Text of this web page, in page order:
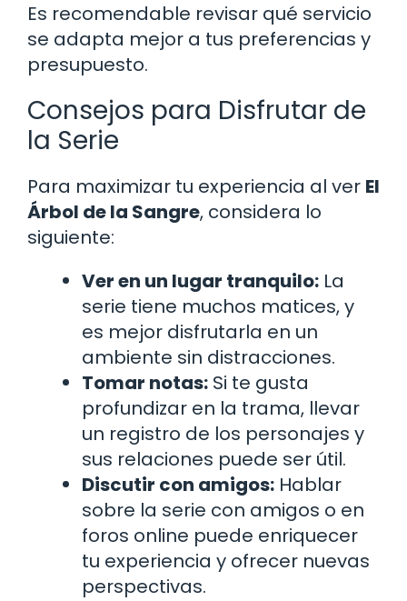
Es recomendable revisar qué servicio
se adapta mejor a tus preferencias y
presupuesto.
Consejos para Disfrutar de
la Serie
Para maximizar tu experiencia al ver El
Árbol de la Sangre, considera lo
siguiente:
Ver en un lugar tranquilo: La
serie tiene muchos matices, y
es mejor disfrutarla en un
ambiente sin distracciones.
Tomar notas: Si te gusta
profundizar en la trama, llevar
un registro de los personajes y
sus relaciones puede ser útil.
Discutir con amigos: Hablar
sobre la serie con amigos o en
foros online puede enriquecer
tu experiencia y ofrecer nuevas
perspectivas.